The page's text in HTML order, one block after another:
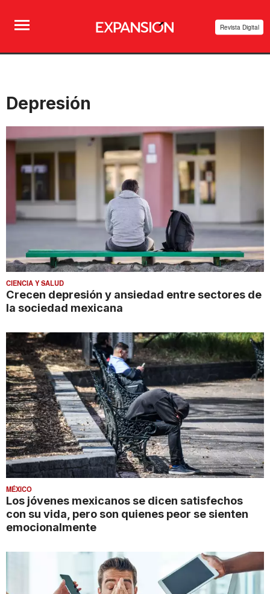
Revista Digital
Depresión
CIENCIA Y SALUD
Crecen depresión y ansiedad entre sectores de
la sociedad mexicana
MÉXICO
Los jóvenes mexicanos se dicen satisfechos
con su vida, pero son quienes peor se sienten
emocionalmente